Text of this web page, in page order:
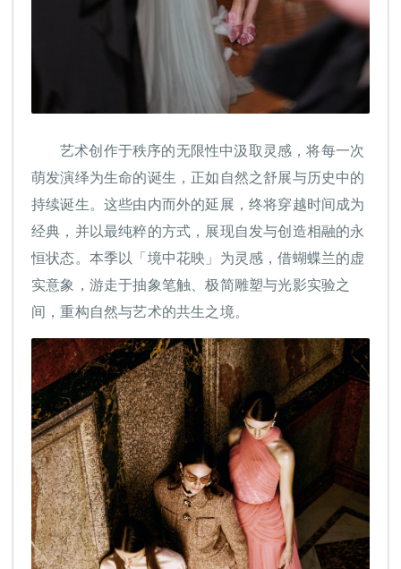
艺术创作于秩序的无限性中汲取灵感，将每一次
萌发演绎为生命的诞生，正如自然之舒展与历史中的
持续诞生。这些由内而外的延展，终将穿越时间成为
经典，并以最纯粹的方式，展现自发与创造相融的永
恒状态。本季以「境中花映」为灵感，借蝴蝶兰的虚
实意象，游走于抽象笔触、极简雕塑与光影实验之
间，重构自然与艺术的共生之境。